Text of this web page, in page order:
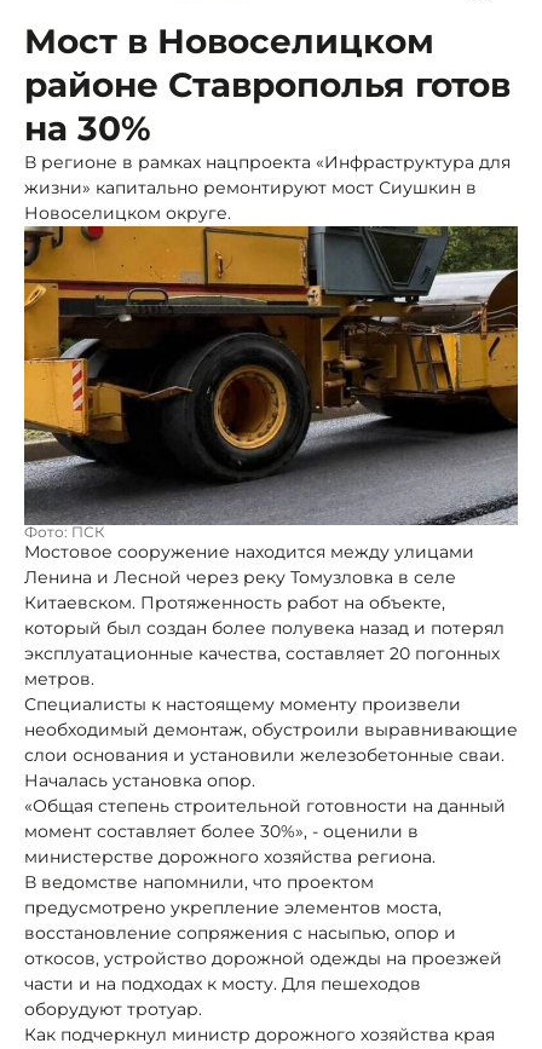
Мост в Новоселицком
районе Ставрополья готов
на 30%
В регионе в рамках нацпроекта «Инфраструктура для
жизни» капитально ремонтируют мост Сиушкин в
Новоселицком округе.
Фото: ПСК
Мостовое сооружение находится между улицами
Ленина и Лесной через реку Томузловка в селе
Китаевском. Протяженность работ на объекте,
который был создан более полувека назад и потерял
эксплуатационные качества, составляет 20 погонных
метров.
Специалисты к настоящему моменту произвели
необходимый демонтаж, обустроили выравнивающие
слои основания и установили железобетонные сваи.
Началась установка опор.
«Общая степень строительной готовности на данный
момент составляет более 30%», - оценили в
министерстве дорожного хозяйства региона.
В ведомстве напомнили, что проектом
предусмотрено укрепление элементов моста,
восстановление сопряжения с насыпью, опор и
откосов, устройство дорожной одежды на проезжей
части и на подходах к мосту. Для пешеходов
оборудуют тротуар.
Как подчеркнул министр дорожного хозяйства края